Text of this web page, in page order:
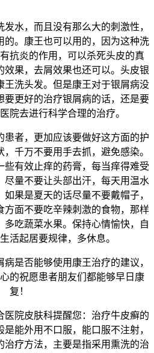
水，而且没有那么大的刺激性，
的。康王也可以用的，因为这种洗
抗炎的作用，可以杀死头皮的真
效果，去屑效果也还可以。头皮银
王洗头发。但是康王对于银屑病没
要更好的治疗银屑病的话，还是要
院去进行科学合理的治疗。
者，更加应该要做好这方面的护
千万不要用手去抓，避免感染。
些有效止痒的药膏，每当痒得难受
尽量不要让头部出汗，每天用温水
果是夏天的话尽量不要戴帽子，
方面不要吃辛辣刺激的食物，那样
多吃蔬菜水果。保持心情愉快，自
活起居要规律，多休息。
是否能够使用康王治疗的建议，
的祝愿患者朋友们都能够早日康
复！
院皮肤科提醒您：治疗牛皮癣的
能外用不口服，能口服不注射，
治疗方法，主要是指采用熏洗的治